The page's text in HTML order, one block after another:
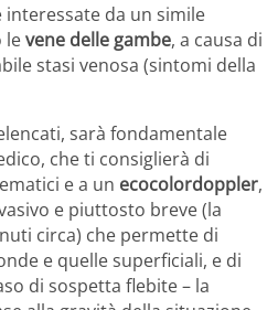
interessate da un simile
levene delle gambe, a causa di
stasi venosa (sintomi della
sarà fondamentale
che ti consiglierà di
e a un ecocolordoppler,
e piuttosto breve (la
circa) che permette di
e quelle superficiali, e di
di sospetta flebite – la